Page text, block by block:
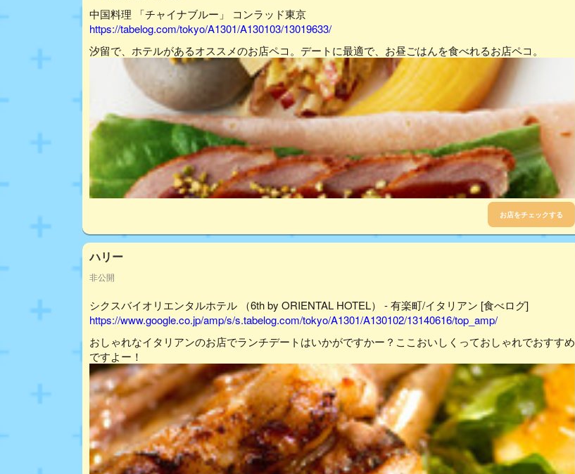
中国料理 「チャイナブルー」 コンラッド東京
https://tabelog.com/tokyo/A1301/A130103/13019633/
汐留で、ホテルがあるオススメのお店ペコ。デートに最適で、お昼ごはんを食べれるお店ペコ。
お店をチェックする
ハリー
非公開
シクスバイオリエンタルホテル （6th by ORIENTAL HOTEL） - 有楽町/イタリアン [食べログ]
https://www.google.co.jp/amp/s/s.tabelog.com/tokyo/A1301/A130102/13140616/top_amp/
おしゃれなイタリアンのお店でランチデートはいかがですかー？ここおいしくっておしゃれでおすすめ
ですよー！